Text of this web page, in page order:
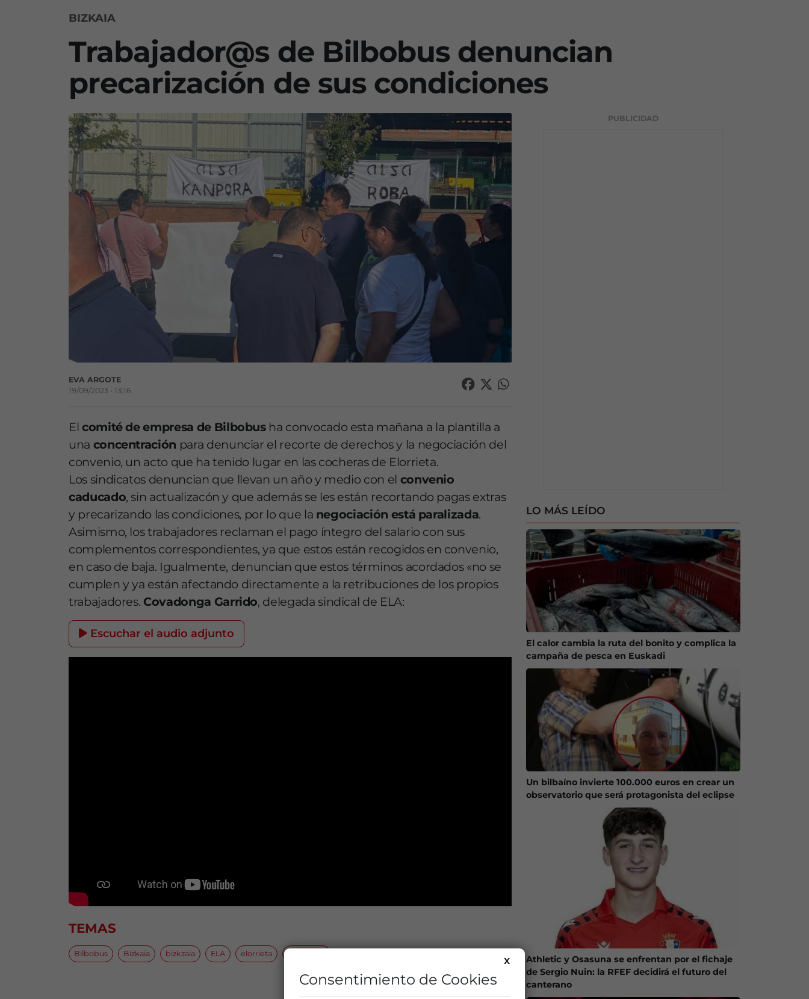
BIZKAIA
Trabajador@s de Bilbobus denuncian
precarización de sus condiciones
EVA ARGOTE
19/09/2023 • 13:16
El comité de empresa de Bilbobusha convocado esta mañana a la plantilla a
una concentración para denunciar el recorte de derechos y la negociación del
convenio, un acto que ha tenido lugar en las cocheras de Elorrieta.
Los sindicatos denuncian que llevan un año y medio con el convenio
caducado, sin actualizacón y que además se les están recortando pagas extras
y precarizando las condiciones, por lo que la negociación está paralizada.
Asimismo, los trabajadores reclaman el pago íntegro del salario con sus
complementos correspondientes, ya que estos están recogidos en convenio,
en caso de baja. Igualmente, denuncian que estos términos acordados «no se
cumplen y ya están afectando directamente a la retribuciones de los propios
trabajadores. Covadonga Garrido, delegada sindical de ELA:
Escuchar el audio adjunto
TEMAS
Bilbobus Bizkaia bizkzaia ELA elorrieta
PUBLICIDAD
LO MÁS LEÍDO
El calor cambia la ruta del bonito y complica la
campaña de pesca en Euskadi
Un bilbaíno invierte 100.000 euros en crear un
observatorio que será protagonista del eclipse
Athletic y Osasuna se enfrentan por el fichaje
de Sergio Nuin: la RFEF decidirá el futuro del
canterano
X
Consentimiento de Cookies